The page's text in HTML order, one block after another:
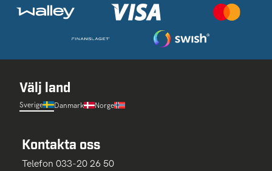
Välj land
Sverige Danmark Norge
Kontakta oss
Telefon 033-20 26 50